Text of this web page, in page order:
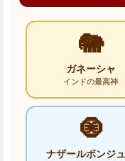
🐘
ガネーシャ
インドの最高神
🧿
ナザールボンジ